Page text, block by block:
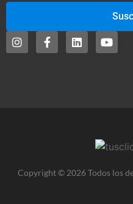
Copyright © 2026 Todos los